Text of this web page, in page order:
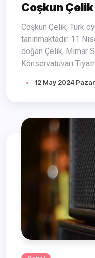
Coşkun
Coşkun Çelik, Türk oyuncu ve sunucu olarak
tanınmaktadır. 11
doğan Çelik, Mimar
Konservatuvarı
12 May 2024 Pazar